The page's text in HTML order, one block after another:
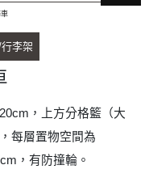
李架
，上方分格籃（大
每層置物空間為
，有防撞輪。